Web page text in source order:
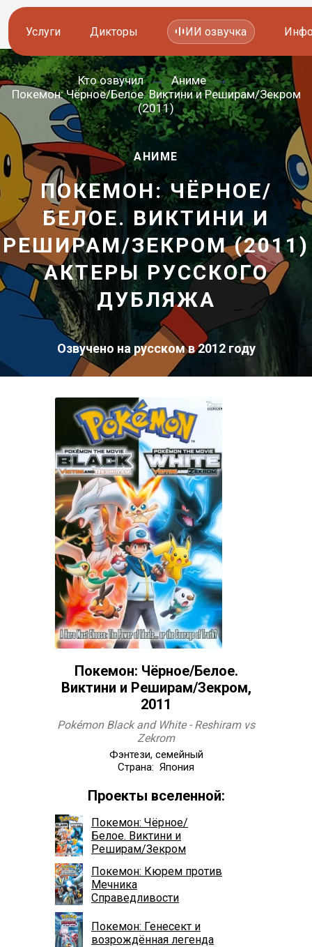
Услуги
Озвучка видео
Работа с аудио
Работа с текстом
Локализация и перевод
Другие услуги
8 800 200-45-51
Заказать звонок
Дикторы
Иностранные дикторы
Русские дикторы
Актеры озвучки
Контакты дикторов
ИИ голоса
8 800 200-45-51
Заказать звонок
ИИ озвучка
Кто озвучил
Аниме
Покемон: Чёрное/Белое. Виктини и Реширам/Зекром
(2011)
АНИМЕ
ПОКЕМОН: ЧЁРНОЕ/
БЕЛОЕ. ВИКТИНИ И
РЕШИРАМ/ЗЕКРОМ (2011)
—
АКТЕРЫ РУССКОГО
ДУБЛЯЖА
Озвучено на русском в 2012 году
Покемон: Чёрное/Белое.
Виктини и Реширам/Зекром,
2011
Pokémon Black and White - Reshiram vs
Zekrom
Фэнтези, семейный
Страна: Япония
Проекты вселенной:
Покемон: Чёрное/
Белое. Виктини и
Реширам/Зекром
Покемон: Кюрем против
Мечника
Справедливости
Покемон: Генесект и
возрождённая легенда